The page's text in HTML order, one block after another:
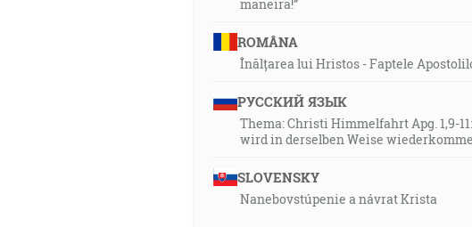
maneira!”
ROMÂNA
Înălțarea lui Hristos - Faptele
РУССКИЙ ЯЗЫК
Thema: Christi Himmelfahrt Apg. 1,9-
wird in derselben Weise
SLOVENSKY
Nanebovstúpenie a návrat Krista